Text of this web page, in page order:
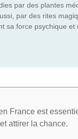
par des plantes
par des rites
sa force psychique et
France est
attirer la chance.